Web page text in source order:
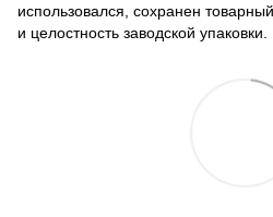
использовался, сохранен
и целостность заводской упаковки.